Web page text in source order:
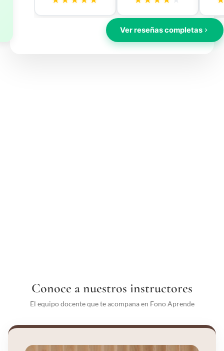
Conoce a nuestros instructores
El equipo docente que te acompana en Fono Aprende